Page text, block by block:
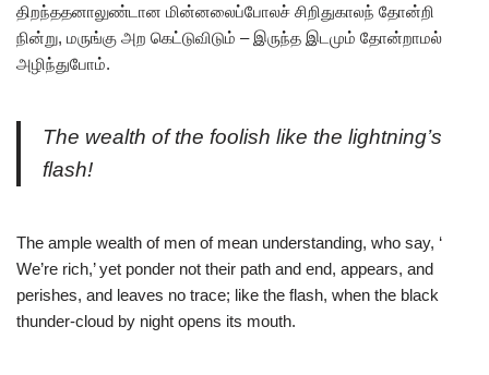
திறந்ததனாலுண்டான மின்னலைப்போலச் சிறிதுகாலந் தோன்றி
நின்று, மருங்கு அற கெட்டுவிடும் – இருந்த இடமும் தோன்றாமல்
அழிந்துபோம்.
The wealth of the foolish like the lightning’s
flash!
The ample wealth of men of mean understanding, who say, ‘
We’re rich,’ yet ponder not their path and end, appears, and
perishes, and leaves no trace; like the flash, when the black
thunder-cloud by night opens its mouth.